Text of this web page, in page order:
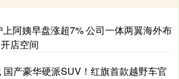
阿姨早盘涨超7% 公司一体两翼海外布
店空间
产豪华硬派SUV！红旗首款越野车官